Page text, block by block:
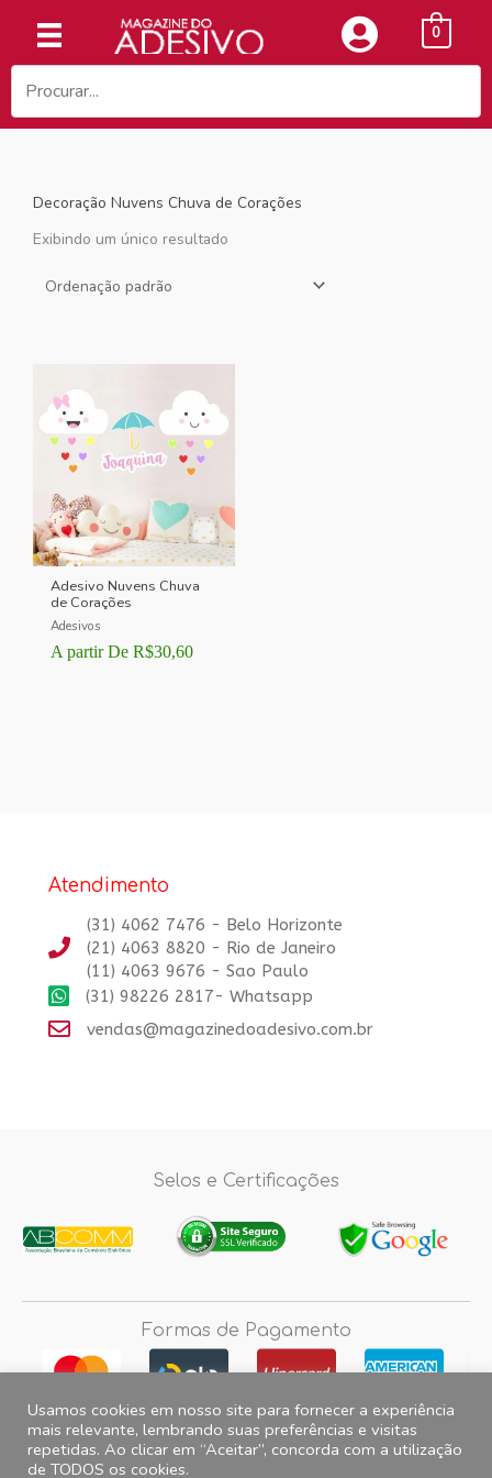
conteúdo
0
Decoração Nuvens Chuva de Corações
Exibindo um único resultado
Adesivo Nuvens Chuva
de Corações
Adesivos
A partir De R$30,60
Atendimento
(31) 4062 7476 - Belo Horizonte
(21) 4063 8820 - Rio de Janeiro
(11) 4063 9676 - Sao Paulo
(31) 98226 2817- Whatsapp
vendas@magazinedoadesivo.com.br
Selos e Certificações
Formas de Pagamento
Fotos e imagens meramente ilustrativas, 2012© 2026 Magazine do
Usamos cookies em nosso site para fornecer a experiência
mais relevante, lembrando suas preferências e visitas
repetidas. Ao clicar em “Aceitar”, concorda com a utilização
de TODOS os cookies.